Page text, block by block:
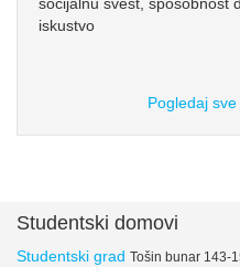
iskustvo
Pogledaj
Studentski domovi
Studentski grad Tošin bunar 143-